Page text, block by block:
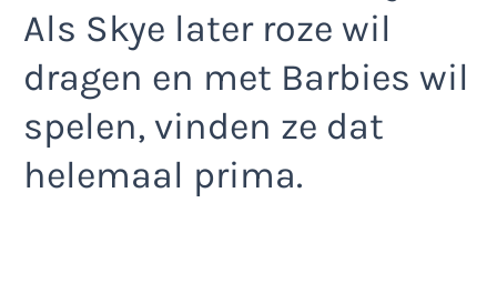
Als Skye later roze wil
dragen en met Barbies wil
spelen, vinden ze dat
helemaal prima.